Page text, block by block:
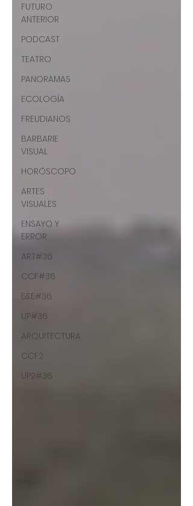
FUTURO
ANTERIOR
PODCAST
TEATRO
PANORAMAS
ECOLOGÍA
FREUDIANOS
BARBARIE
VISUAL
HORÓSCOPO
ARTES
VISUALES
ENSAYO Y
ERROR
ART#36
CCF#36
E&E#36
UP#36
ARQUITECTURA
CCF2
UP2#36